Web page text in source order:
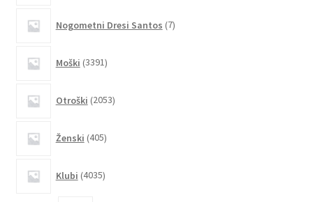
Nogometni Dresi Santos 7izdelkov
Moški 3391izdelkov
Otroški 2053izdelkov
Ženski 405izdelkov
Klubi 4035izdelkov